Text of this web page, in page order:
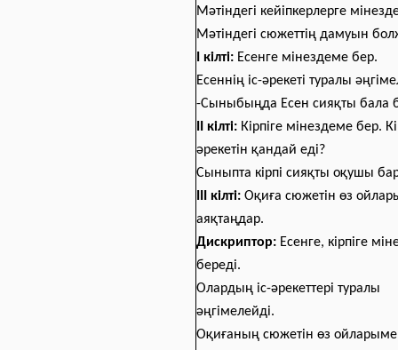
Мәтіндегі кейіпкерлерге
Мәтіндегі сюжеттің дамуын
І кілті: Есенге мінездеме бер.
Есеннің іс-әрекеті туралы
-Сыныбыңда Есен сияқты бала
ІІ кілті: Кірпіге мінездеме бер.
әрекетін қандай еді?
Сыныпта кірпі сияқты оқушы
ІІІ кілті: Оқиға сюжетін өз
аяқтаңдар.
Дискриптор: Есенге, кірпіге
береді.
Олардың іс-әрекеттері туралы
әңгімелейді.
Оқиғаның сюжетін өз